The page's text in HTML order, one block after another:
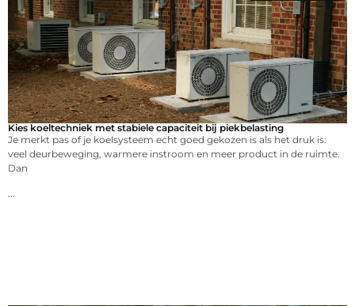
Kies koeltechniek met stabiele capaciteit bij piekbelasting
Je merkt pas of je koelsysteem echt goed gekozen is als het druk is:
veel deurbeweging, warmere instroom en meer product in de ruimte.
Dan
...